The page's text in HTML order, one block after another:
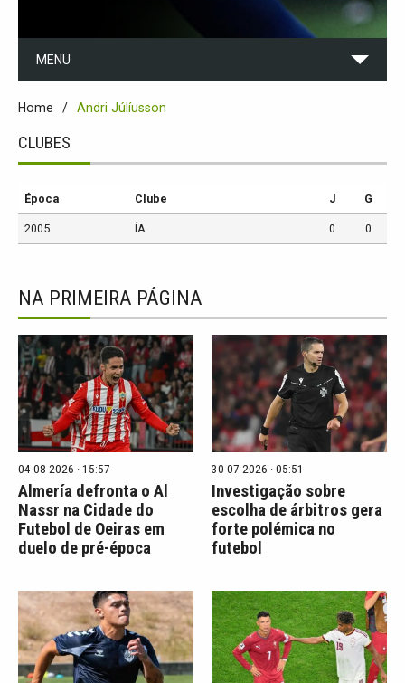
MENU
Home Andri Júlíusson
CLUBES
Época Clube J G
2005 ÍA 0 0
NA PRIMEIRA PÁGINA
04-08-2026 · 15:57
Almería defronta o Al
Nassr na Cidade do
Futebol de Oeiras em
duelo de pré-época
30-07-2026 · 05:51
Investigação sobre
escolha de árbitros gera
forte polémica no
futebol